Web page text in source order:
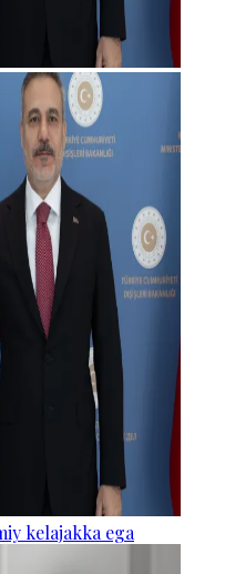
kelajakka ega